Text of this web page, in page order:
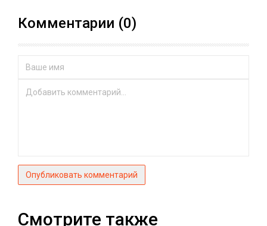
Комментарии (0)
Опубликовать комментарий
Смотрите также